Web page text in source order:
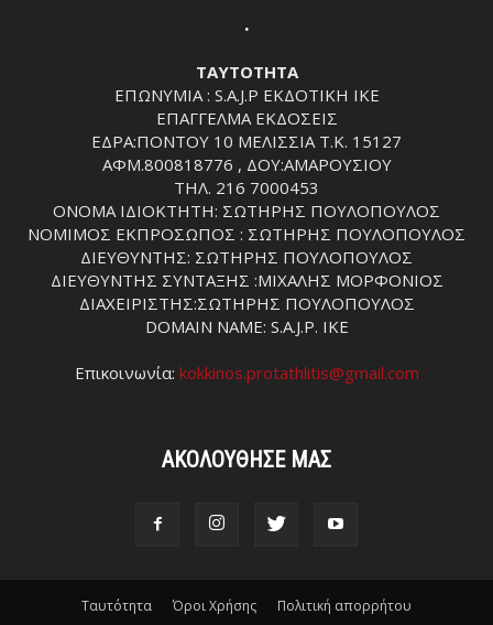
.
ΤΑΥΤΟΤΗΤΑ
ΕΠΩΝΥΜΙΑ : S.A.J.P ΕΚΔΟΤΙΚΗ ΙΚΕ
ΕΠΑΓΓΕΛΜΑ ΕΚΔΟΣΕΙΣ
ΕΔΡΑ:ΠΟΝΤΟΥ 10 ΜΕΛΙΣΣΙΑ Τ.Κ. 15127
ΑΦΜ.800818776 , ΔΟΥ:ΑΜΑΡΟΥΣΙΟΥ
ΤΗΛ. 216 7000453
ΟΝΟΜΑ ΙΔΙΟΚΤΗΤΗ: ΣΩΤΗΡΗΣ ΠΟΥΛΟΠΟΥΛΟΣ
ΝΟΜΙΜΟΣ ΕΚΠΡΟΣΩΠΟΣ : ΣΩΤΗΡΗΣ ΠΟΥΛΟΠΟΥΛΟΣ
ΔΙΕΥΘΥΝΤΗΣ: ΣΩΤΗΡΗΣ ΠΟΥΛΟΠΟΥΛΟΣ
ΔΙΕΥΘΥΝΤΗΣ ΣΥΝΤΑΞΗΣ :ΜΙΧΑΛΗΣ ΜΟΡΦΟΝΙΟΣ
ΔΙΑΧΕΙΡΙΣΤΗΣ:ΣΩΤΗΡΗΣ ΠΟΥΛΟΠΟΥΛΟΣ
DOMAIN NAME: S.A.J.P. IKE
Επικοινωνία: kokkinos.protathlitis@gmail.com
ΑΚΟΛΟΥΘΗΣΕ ΜΑΣ
Ταυτότητα Όροι Χρήσης Πολιτική απορρήτου